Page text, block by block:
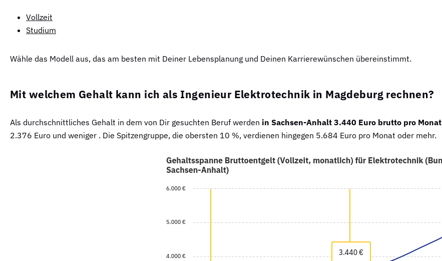
Vollzeit
Studium
Wähle das Modell aus, das am besten mit Deiner Lebensplanung und Deinen Karrierewünschen übereinstimmt.
Mit welchem Gehalt kann ich als Ingenieur Elektrotechnik in Magdeburg rechnen?
Als durchschnittliches Gehalt in dem von Dir gesuchten Beruf werden in Sachsen-Anhalt 3.440 Euro brutto pro Monat
2.376 Euro und weniger . Die Spitzengruppe, die obersten 10 %, verdienen hingegen 5.684 Euro pro Monat oder mehr.